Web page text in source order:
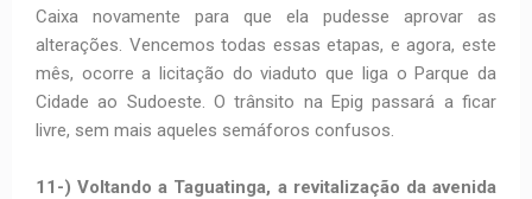
Caixa novamente para que ela pudesse aprovar as
alterações. Vencemos todas essas etapas, e agora, este
mês, ocorre a licitação do viaduto que liga o Parque da
Cidade ao Sudoeste. O trânsito na Epig passará a ficar
livre, sem mais aqueles semáforos confusos.
11-) Voltando a Taguatinga, a revitalização da avenida